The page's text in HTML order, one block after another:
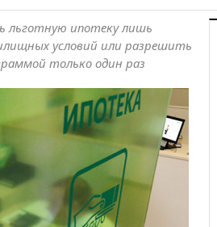
льготную ипотеку лишь
условий или разрешить
только один раз